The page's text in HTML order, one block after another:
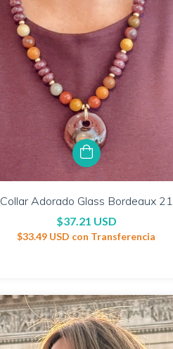
Collar Adorado Glass Bordeaux 21
$37.21 USD
$33.49 USD con Transferencia